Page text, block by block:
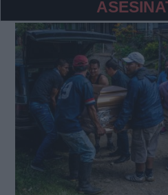
Datos tratados:
Legitimación:
Destinatarios: